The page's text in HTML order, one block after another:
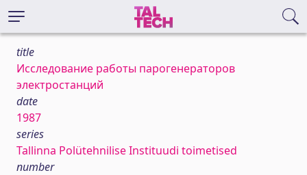
title
Исследование работы парогенераторов
электростанций
date
1987
series
Tallinna Polütehnilise Instituudi toimetised
number